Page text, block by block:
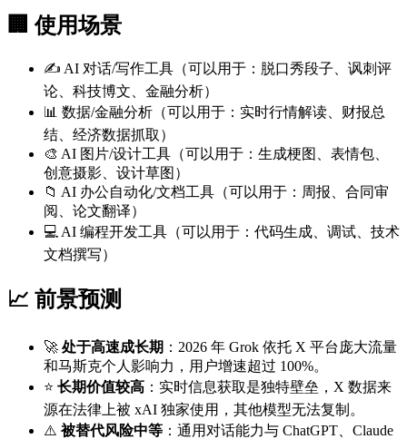
🏢 使用场景
✍️ AI 对话/写作工具（可以用于：脱口秀段子、讽刺评
论、科技博文、金融分析）
📊 数据/金融分析（可以用于：实时行情解读、财报总
结、经济数据抓取）
🎨 AI 图片/设计工具（可以用于：生成梗图、表情包、
创意摄影、设计草图）
📁 AI 办公自动化/文档工具（可以用于：周报、合同审
阅、论文翻译）
💻 AI 编程开发工具（可以用于：代码生成、调试、技术
文档撰写）
📈 前景预测
🚀 处于高速成长期 ：2026 年 Grok 依托 X 平台庞大流量
和马斯克个人影响力，用户增速超过 100%。
⭐ 长期价值较高 ：实时信息获取是独特壁垒，X 数据来
源在法律上被 xAI 独家使用，其他模型无法复制。
⚠️ 被替代风险中等 ：通用对话能力与 ChatGPT、Claude